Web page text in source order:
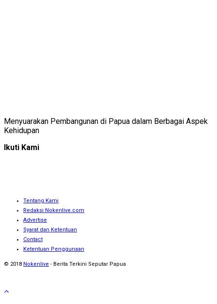
Menyuarakan Pembangunan di Papua dalam Berbagai Aspek
Kehidupan
Ikuti Kami
Tentang Kami
Redaksi Nokenlive.com
Advertise
Syarat dan Ketentuan
Contact
Ketentuan Penggunaan
© 2018 Nokenlive - Berita Terkini Seputar Papua